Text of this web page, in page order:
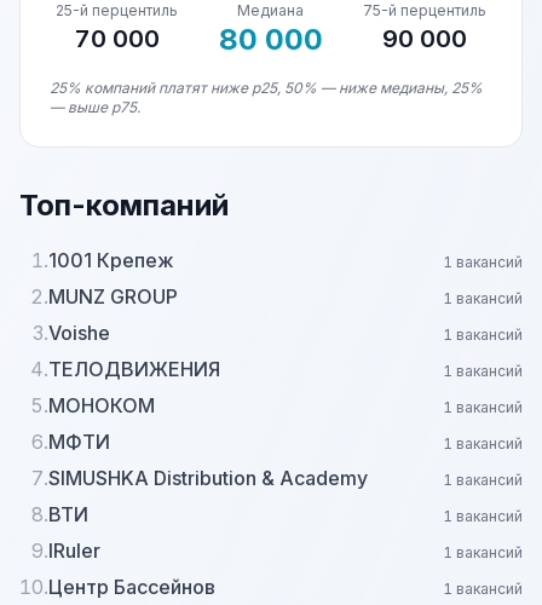
25-й перцентиль
70 000
Медиана
80 000
75-й перцентиль
90 000
25% компаний платят ниже p25, 50% — ниже медианы, 25%
— выше p75.
Топ-компаний
1.1001 Крепеж 1 вакансий
2.MUNZ GROUP 1 вакансий
3.Voishe 1 вакансий
4.ТЕЛОДВИЖЕНИЯ 1 вакансий
5.МОНОКОМ 1 вакансий
6.МФТИ 1 вакансий
7.SIMUSHKA Distribution & Academy 1 вакансий
8.ВТИ 1 вакансий
9.IRuler 1 вакансий
10.Центр Бассейнов 1 вакансий